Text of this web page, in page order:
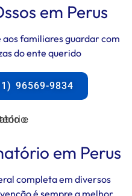
em Perus
familiares guardar com
do ente querido
96569-9834
em Perus
completa em diversos
é sempre a melhor